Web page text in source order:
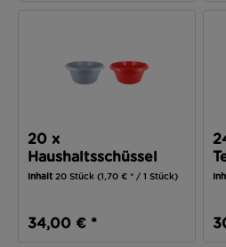
20 x
Haushaltsschüssel
(20 Teile)
Inhalt 20 Stück(1,70 € * / 1 Stück)
34,00 € *